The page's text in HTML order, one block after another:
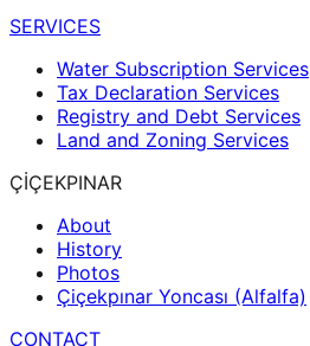
SERVICES
Water Subscription Services
Tax Declaration Services
Registry and Debt Services
Land and Zoning Services
ÇİÇEKPINAR
About
History
Photos
Çiçekpınar Yoncası (Alfalfa)
CONTACT